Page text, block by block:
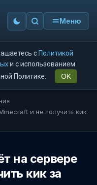
Меню
с Политикой
и с использованием
Политике.
OK
и не получить кик
на сервере
кик за